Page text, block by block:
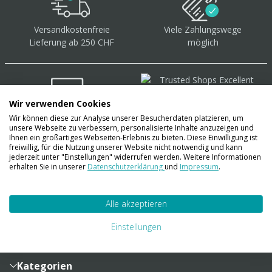
Versandkostenfreie
Lieferung ab 250 CHF
Viele Zahlungswege
möglich
Über 40.000 Artikel auf
Lager
Sendungsverfolgung
Zahlung und Versand
Lieferinformationen
Kategorien
Wir verwenden Cookies
Wir können diese zur Analyse unserer Besucherdaten platzieren, um
unsere Webseite zu verbessern, personalisierte Inhalte anzuzeigen und
Ihnen ein großartiges Webseiten-Erlebnis zu bieten. Diese Einwilligung ist
freiwillig, für die Nutzung unserer Website nicht notwendig und kann
jederzeit unter "Einstellungen" widerrufen werden. Weitere Informationen
erhalten Sie in unserer Datenschutzerklärungund Impressum.
Alle akzeptieren
Einstellungen